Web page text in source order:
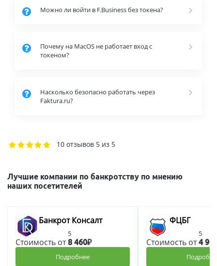
Можно ли войти в F.Business без токена?
Почему на MacOS не работает вход с
токеном?
Насколько безопасно работать через
Faktura.ru?
10 отзывов 5 из 5
Лучшие компании по банкротству по мнению
наших посетителей
Банкрот Консалт
5
Стоимость от8 460₽
Подробнее
ФЦБГ
5
Стоимость от4